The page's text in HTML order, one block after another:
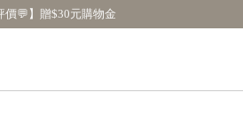
價💬】贈$30元購物金